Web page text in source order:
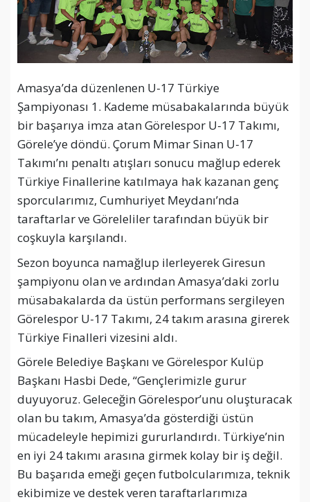
Amasya’da düzenlenen U-17 Türkiye
Şampiyonası 1. Kademe müsabakalarında büyük
bir başarıya imza atan Görelespor U-17 Takımı,
Görele’ye döndü. Çorum Mimar Sinan U-17
Takımı’nı penaltı atışları sonucu mağlup ederek
Türkiye Finallerine katılmaya hak kazanan genç
sporcularımız, Cumhuriyet Meydanı’nda
taraftarlar ve Göreleliler tarafından büyük bir
coşkuyla karşılandı.
Sezon boyunca namağlup ilerleyerek Giresun
şampiyonu olan ve ardından Amasya’daki zorlu
müsabakalarda da üstün performans sergileyen
Görelespor U-17 Takımı, 24 takım arasına girerek
Türkiye Finalleri vizesini aldı.
Görele Belediye Başkanı ve Görelespor Kulüp
Başkanı Hasbi Dede, “Gençlerimizle gurur
duyuyoruz. Geleceğin Görelespor’unu oluşturacak
olan bu takım, Amasya’da gösterdiği üstün
mücadeleyle hepimizi gururlandırdı. Türkiye’nin
en iyi 24 takımı arasına girmek kolay bir iş değil.
Bu başarıda emeği geçen futbolcularımıza, teknik
ekibimize ve destek veren taraftarlarımıza